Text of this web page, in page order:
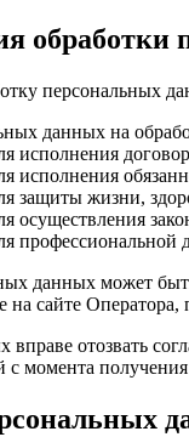
обработки
персональных
данных на
исполнения
исполнения
защиты жизни,
осуществления
данных может
сайте
отозвать
момента получения